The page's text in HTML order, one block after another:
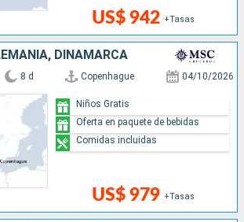
US$ 942 +Tasas
DINAMARCA
8 d Copenhague 04/10/2026
US$ 979 +Tasas
Niños Gratis
Oferta en paquete de bebidas
Comidas incluidas